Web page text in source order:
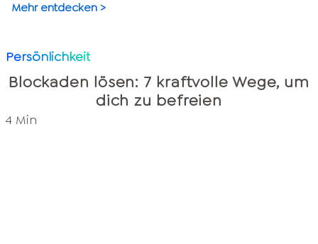
Mehr entdecken >
Persönlichkeit
Blockaden lösen: 7 kraftvolle Wege, um
dich zu befreien
4 Min